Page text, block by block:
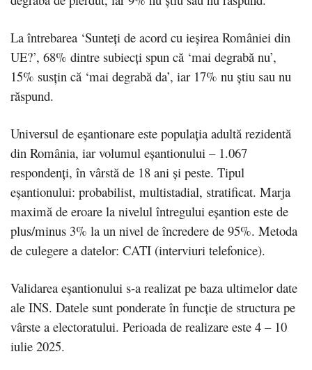
La întrebarea ‘Sunteți de acord cu ieșirea României din
UE?’, 68% dintre subiecți spun că ‘mai degrabă nu’,
15% susțin că ‘mai degrabă da’, iar 17% nu știu sau nu
răspund.
Universul de eșantionare este populația adultă rezidentă
din România, iar volumul eșantionului – 1.067
respondenți, în vârstă de 18 ani și peste. Tipul
eșantionului: probabilist, multistadial, stratificat. Marja
maximă de eroare la nivelul întregului eșantion este de
plus/minus 3% la un nivel de încredere de 95%. Metoda
de culegere a datelor: CATI (interviuri telefonice).
Validarea eșantionului s-a realizat pe baza ultimelor date
ale INS. Datele sunt ponderate în funcție de structura pe
vârste a electoratului. Perioada de realizare este 4 – 10
iulie 2025.